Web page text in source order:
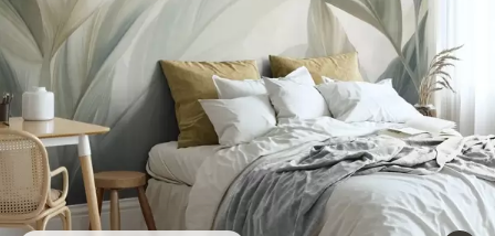
Premiumvinyl
725 .00435
Peel and Stick
900.00 540 Kr/m²